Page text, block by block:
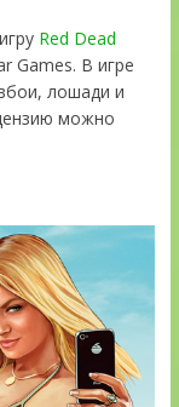
Red Dead
Games. В игре
лошади и
можно